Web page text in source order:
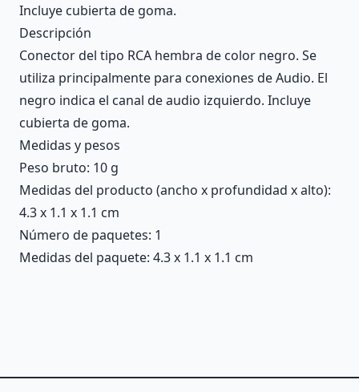
Incluye cubierta de goma.
Descripción
Conector del tipo RCA hembra de color negro. Se
utiliza principalmente para conexiones de Audio. El
negro indica el canal de audio izquierdo. Incluye
cubierta de goma.
Medidas y pesos
Peso bruto: 10 g
Medidas del producto (ancho x profundidad x alto):
4.3 x 1.1 x 1.1 cm
Número de paquetes: 1
Medidas del paquete: 4.3 x 1.1 x 1.1 cm